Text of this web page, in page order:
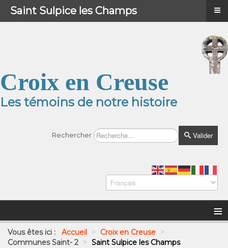
Croix en Creuse
Les témoins de notre histoire
Rechercher Valider
≡
Vous êtes ici : Accueil > Croix en Creuse >
Communes Saint- 2 > Saint Sulpice les Champs
Menu ≡
Saint Sulpice les Champs ≡